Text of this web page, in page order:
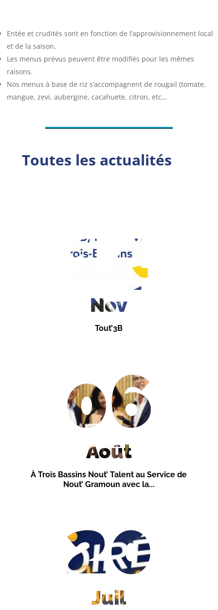
Entée et crudités sont en fonction de l’approvisionnement local
et de la saison.
Les menus prévus peuvent être modifiés pour les mêmes
raisons.
Nos menus à base de riz s’accompagnent de rougail (tomate,
mangue, zevi, aubergine, cacahuete, citron, etc…
Toutes les actualités
Tout’3B
14
Nov
À Trois Bassins Nout’ Talent au Service de
Nout’ Gramoun avec la...
06
Août
20
Juil